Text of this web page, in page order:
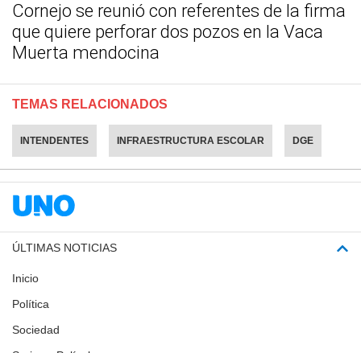
Cornejo se reunió con referentes de la firma
que quiere perforar dos pozos en la Vaca
Muerta mendocina
TEMAS RELACIONADOS
INTENDENTES INFRAESTRUCTURA ESCOLAR DGE
ÚLTIMAS NOTICIAS
Inicio
Política
Sociedad